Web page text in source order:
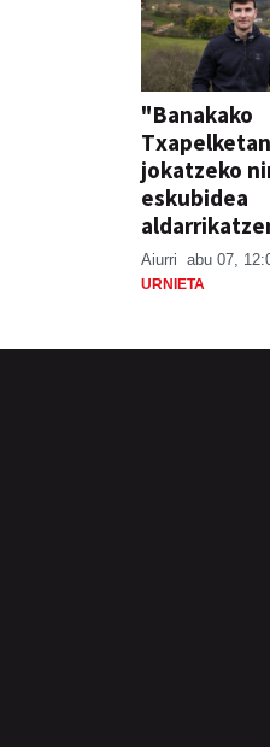
"Banakako
Txapelketan
jokatzeko
eskubidea
Aiurri abu 07,
URNIETA